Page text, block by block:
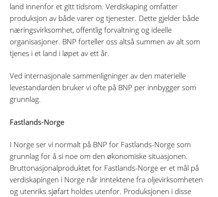
land innenfor et gitt tidsrom. Verdiskaping omfatter
produksjon av både varer og tjenester. Dette gjelder både
næringsvirksomhet, offentlig forvaltning og ideelle
organisasjoner. BNP forteller oss altså summen av alt som
tjenes i et land i løpet av ett år.
Ved internasjonale sammenligninger av den materielle
levestandarden bruker vi ofte på BNP per innbygger som
grunnlag.
Fastlands-Norge
I Norge ser vi normalt på BNP for Fastlands-Norge som
grunnlag for å si noe om den økonomiske situasjonen.
Bruttonasjonalproduktet for Fastlands-Norge er et mål på
verdiskapingen i Norge når inntektene fra oljevirksomheten
og utenriks sjøfart holdes utenfor. Produksjonen i disse